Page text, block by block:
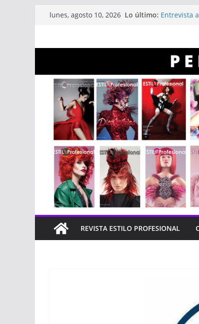
Saltarlunes, agosto 10, 2026 Lo último: Entrevista
Línea
REVISTA ESTILO PROFESIONAL